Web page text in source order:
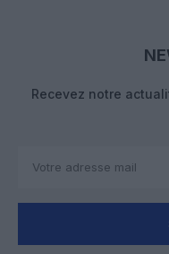
Recevez notre